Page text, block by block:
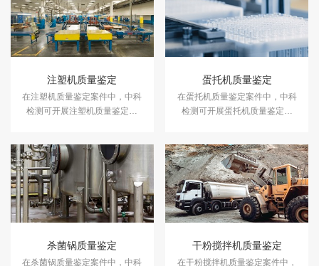
注塑机质量鉴定
在注塑机质量鉴定案件中，中科
检测可开展注塑机质量鉴定服
蛋托机质量鉴定
在蛋托机质量鉴定案件中，中科
检测可开展蛋托机质量鉴定服
杀菌锅质量鉴定
在杀菌锅质量鉴定案件中，中科
干粉搅拌机质量鉴定
在干粉搅拌机质量鉴定案件中，